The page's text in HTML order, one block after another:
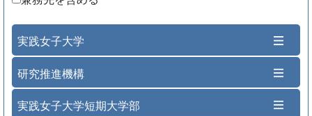
実践女子大学
研究推進機構
実践女子大学短期大学部